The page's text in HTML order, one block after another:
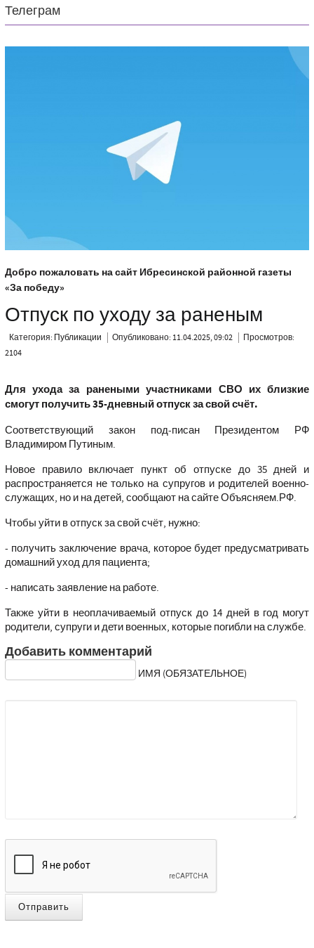
Телеграм
Добро пожаловать на сайт Ибресинской районной газеты
«За победу»
Отпуск по уходу за раненым
Категория: Публикации Опубликовано: 11.04.2025, 09:02
Просмотров:
2104
Для ухода за ранеными участниками СВО их близкие
смогут получить 35-дневный отпуск за свой счёт.
Соответствующий закон под-писан Президентом РФ
Владимиром Путиным.
Новое правило включает пункт об отпуске до 35 дней и
распространяется не только на супругов и родителей военно-
служащих, но и на детей, сообщают на сайте Объясняем.РФ.
Чтобы уйти в отпуск за свой счёт, нужно:
- получить заключение врача, которое будет предусматривать
домашний уход для пациента;
- написать заявление на работе.
Также уйти в неоплачиваемый отпуск до 14 дней в год могут
родители, супруги и дети военных, которые погибли на службе.
Добавить комментарий
ИМЯ (ОБЯЗАТЕЛЬНОЕ)
Отправить